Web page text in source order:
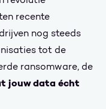
recente
nog steeds
tot de
ransomware, de
jouw data écht